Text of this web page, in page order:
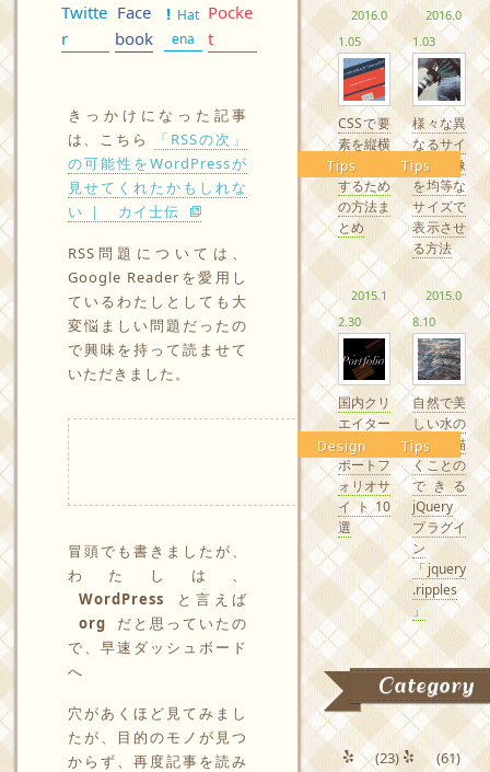
Twitte
r
Face
book
Hat
ena
Pocke
t
きっかけになった記事
は、こちら
「RSSの次」
の可能性をWordPressが
見せてくれたかもしれな
い ｜ カイ士伝
RSS問題については、
Google Readerを愛用し
ているわたしとしても大
変悩ましい問題だったの
で興味を持って読ませて
いただきました。
冒頭でも書きましたが、
わたしは、
WordPress
と言えば
org
だと思っていたの
で、早速ダッシュボード
へ
穴があくほど見てみまし
たが、目的のモノが見つ
からず、再度記事を読み
2016.0
1.05
Tips
CSSで要
素を縦横
中央配置
するため
の方法ま
とめ
2016.0
1.03
Tips
様々な異
なるサイ
ズの画像
を均等な
サイズで
表示させ
る方法
2015.1
2.30
Design
国内クリ
エイター
の素敵な
ポートフ
ォリオサ
イト10
選
2015.0
8.10
Tips
自然で美
しい水の
波紋を描
くことの
できる
jQuery
プラグイ
ン
「jquery
.ripples
」
Category
(23) (61)